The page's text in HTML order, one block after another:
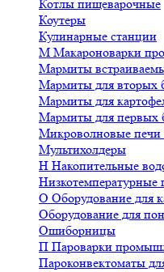
Котлы пищеварочные
Коутеры
Кулинарные станции
М Макароноварки
Мармиты
Мармиты для вторых
Мармиты для
Мармиты для первых
Микроволновые печи
Мультихолдеры
Н Накопительные
Низкотемпературные
О Оборудование для
Оборудование для
Ошиборницы
П Пароварки
Пароконвектоматы